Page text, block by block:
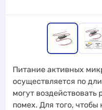
Питание активных
осуществляется по
могут
помех. Для того,